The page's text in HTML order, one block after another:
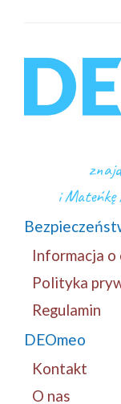
i
Informacja o
Polityka
Regulamin
DEOmeo
Kontakt
O nas